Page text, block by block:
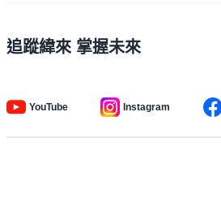
追蹤緯來 掌握未來
YouTube Instagram